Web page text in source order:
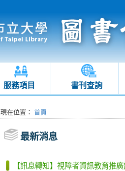
服務項目 書刊查詢
:::現在位置 ： 首頁
最新消息
【訊息轉知】視障者資訊教育推